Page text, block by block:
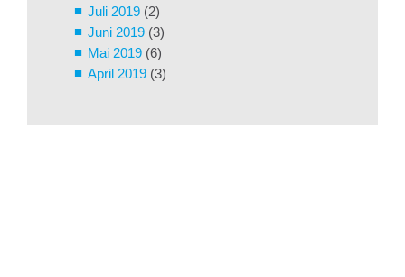
Juli 2019 (2)
Juni 2019 (3)
Mai 2019 (6)
April 2019 (3)